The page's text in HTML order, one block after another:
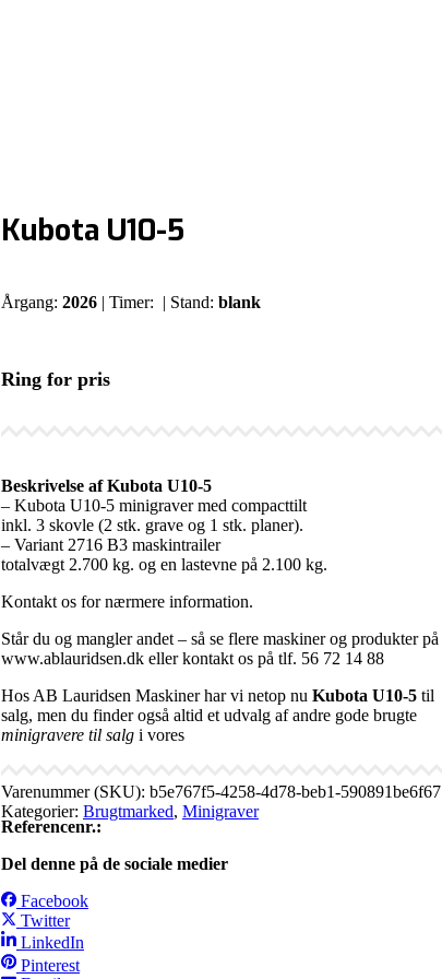
Kubota U10-5
Årgang: 2026 | Timer: | Stand: blank
Ring for pris
Beskrivelse af Kubota U10-5
– Kubota U10-5 minigraver med compacttilt
inkl. 3 skovle (2 stk. grave og 1 stk. planer).
– Variant 2716 B3 maskintrailer
totalvægt 2.700 kg. og en lastevne på 2.100 kg.
Kontakt os for nærmere information.
Står du og mangler andet – så se flere maskiner og produkter på
www.ablauridsen.dk eller kontakt os på tlf. 56 72 14 88
Hos AB Lauridsen Maskiner har vi netop nu Kubota U10-5 til
salg, men du finder også altid et udvalg af andre gode brugte
minigravere til salg i vores
Varenummer (SKU): b5e767f5-4258-4d78-beb1-590891be6f67
Kategorier: Brugtmarked, Minigraver
Referencenr.:
Del denne på de sociale medier
Facebook
Twitter
LinkedIn
Pinterest